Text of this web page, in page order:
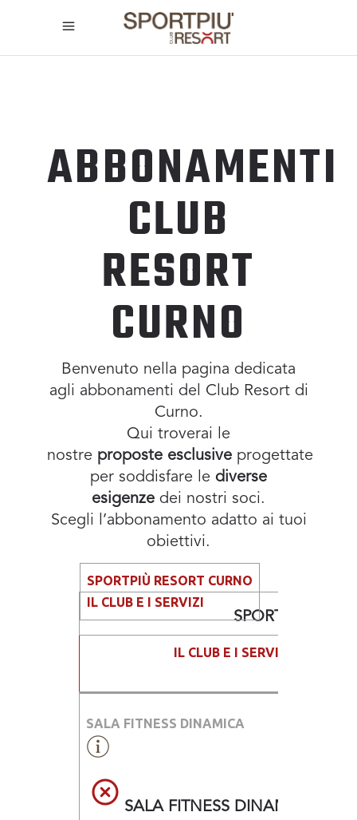
ABBONAMENTI
CLUB
RESORT
CURNO
Benvenuto nella pagina dedicata
agli abbonamenti del Club Resort di
Curno.
Qui troverai le
nostre proposte esclusive progettate
per soddisfare le diverse
esigenze dei nostri soci.
Scegli l’abbonamento adatto ai tuoi
obiettivi.
SPORT PIÙ
IL CLUB E I SERVIZI
SALA FITNESS DINAMICA
SALA FITNESS DINAMICA
SPORTPIÙ RESORT CURNO
IL CLUB E I SERVIZI